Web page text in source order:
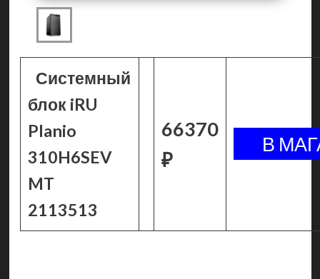
Системный
блок iRU
Planio
310H6SEV
MT
2113513
66370
₽